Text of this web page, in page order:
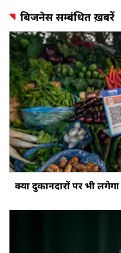
बिजनेस सम्बंधित ख़बरें
क्‍या दुकानदारों पर भी